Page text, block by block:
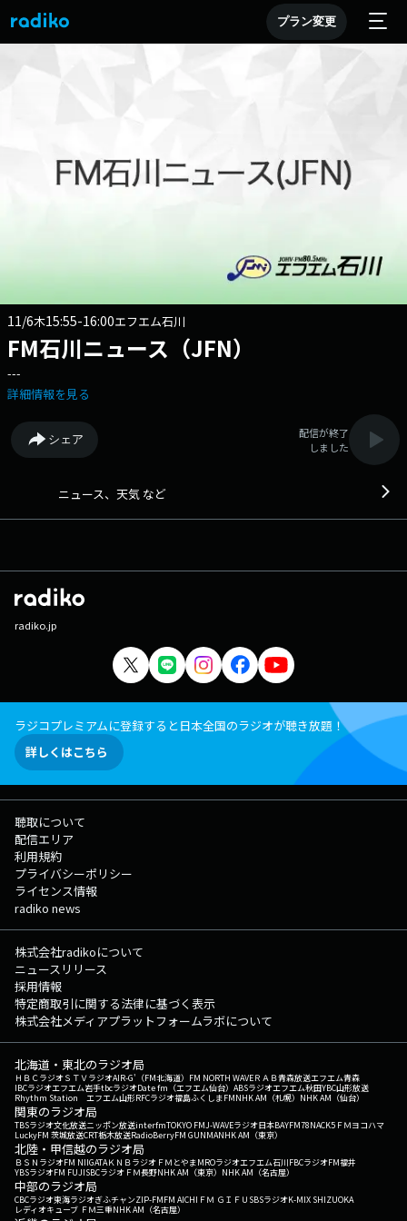
プラン変更
11/6木15:55-16:00エフエム石川
FM石川ニュース（JFN）
---
詳細情報を見る
シェア
配信が終了
しました
ニュース、天気 など
radiko.jp
ラジコプレミアムに登録すると日本全国のラジオが聴き放題！
詳しくはこちら
聴取について
配信エリア
利用規約
プライバシーポリシー
ライセンス情報
radiko news
株式会社radikoについて
ニュースリリース
採用情報
特定商取引に関する法律に基づく表示
株式会社メディアプラットフォームラボについて
北海道・東北のラジオ局
ＨＢＣラジオＳＴＶラジオAIR-G'（FM北海道） FM NORTH WAVEＲＡＢ青森放送エフエム青森
IBCラジオエフエム岩手tbcラジオDate fm（エフエム仙台） ABSラジオエフエム秋田YBC山形放送
Rhythm Station エフエム山形RFCラジオ福島ふくしまFMNHK AM（札幌） NHK AM（仙台）
関東のラジオ局
TBSラジオ文化放送ニッポン放送interfmTOKYO FMJ-WAVEラジオ日本BAYFM78NACK5 ＦＭヨコハマ
LuckyFM 茨城放送CRT栃木放送RadioBerryFM GUNMANHK AM（東京）
北陸・甲信越のラジオ局
ＢＳＮラジオFM NIIGATAＫＮＢラジオ ＦＭとやまMROラジオエフエム石川FBCラジオFM福井
YBSラジオFM FUJISBCラジオ ＦＭ長野NHK AM（東京） NHK AM（名古屋）
中部のラジオ局
CBCラジオ東海ラジオぎふチャンZIP-FMFM AICHI ＦＭ ＧＩＦＵ SBSラジオK-MIX SHIZUOKA
レディオキューブ ＦＭ三重NHK AM（名古屋）